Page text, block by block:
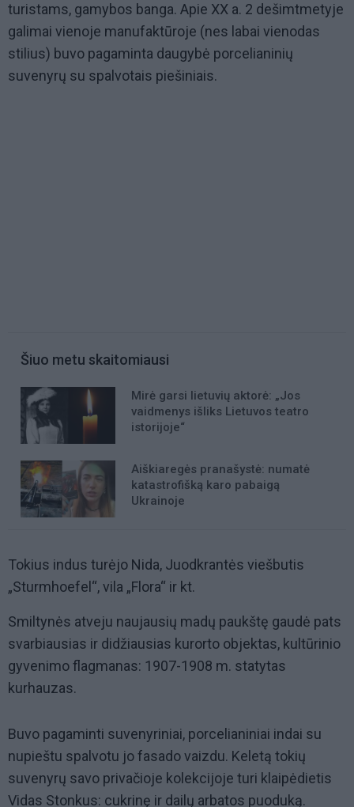
turistams, gamybos banga. Apie XX a. 2 dešimtmetyje
galimai vienoje manufaktūroje (nes labai vienodas
stilius) buvo pagaminta daugybė porcelianinių
suvenyrų su spalvotais piešiniais.
Šiuo metu skaitomiausi
Mirė garsi lietuvių aktorė: „Jos
vaidmenys išliks Lietuvos teatro
istorijoje“
Aiškiaregės pranašystė: numatė
katastrofišką karo pabaigą
Ukrainoje
Tokius indus turėjo Nida, Juodkrantės viešbutis
„Sturmhoefel“, vila „Flora“ ir kt.
Smiltynės atveju naujausių madų paukštę gaudė pats
svarbiausias ir didžiausias kurorto objektas, kultūrinio
gyvenimo flagmanas: 1907-1908 m. statytas
kurhauzas.
Buvo pagaminti suvenyriniai, porcelianiniai indai su
nupieštu spalvotu jo fasado vaizdu. Keletą tokių
suvenyrų savo privačioje kolekcijoje turi klaipėdietis
Vidas Stonkus: cukrinę ir dailų arbatos puoduką.